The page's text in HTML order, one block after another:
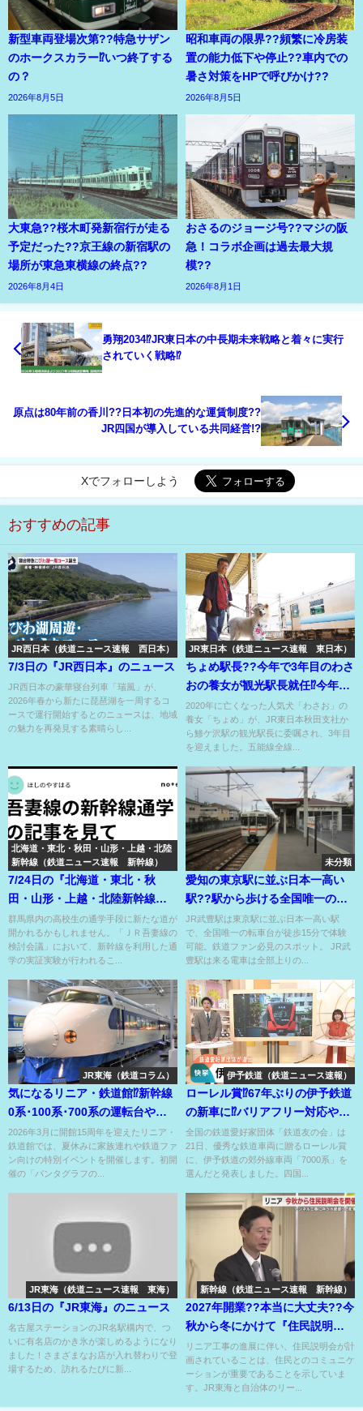
新型車両登場次第??特急サザン
のホークスカラー⁉いつ終了する
の？
2026年8月5日
昭和車両の限界??頻繁に冷房装
置の能力低下や停止??車内での
暑さ対策をHPで呼びかけ??
2026年8月5日
大東急??桜木町発新宿行が走る
予定だった??京王線の新宿駅の
場所が東急東横線の終点??
2026年8月4日
おさるのジョージ号??マジの阪
急！コラボ企画は過去最大規
模??
2026年8月1日
勇翔2034⁉JR東日本の中長期未来戦略と着々に実行
されていく戦略⁉
原点は80年前の香川??日本初の先進的な運賃制度??
JR四国が導入している共同経営!?
Xでフォローしよう
おすすめの記事
JR西日本（鉄道ニュース速報 西日本）
7/3日の『JR西日本』のニュース
JR西日本の豪華寝台列車「瑞風」が、
2026年春から新たに琵琶湖を一周するコ
ースで運行開始するとのニュースは、地域
の魅力を再発見する素晴らし...
JR東日本（鉄道ニュース速報 東日本）
ちょめ駅長??今年で3年目のわさ
おの養女が観光駅長就任⁉今年も
五能線を盛り上げるぞ～！
2020年に亡くなった人気犬「わさお」の
養女「ちょめ」が、JR東日本秋田支社か
ら鯵ケ沢駅の観光駅長に委嘱され、3年目
を迎えました。五能線全線...
北海道・東北・秋田・山形・上越・北陸
新幹線（鉄道ニュース速報 新幹線）
7/24日の『北海道・東北・秋
田・山形・上越・北陸新幹線』
のニュース
群馬県内の高校生の通学手段に新たな道が
開かれるかもしれません。「ＪＲ吾妻線の
検討会議」において、新幹線を利用した通
学の実証実験が行われるこ...
未分類
愛知の東京駅に並ぶ日本一高い
駅??駅から歩ける全国唯一の転
車台??そうだ、武豊に行こう！
JR武豊駅は東京駅に並ぶ日本一高い駅
で、全国唯一の転車台が徒歩15分で体験
可能。鉄道ファン必見のスポット。 JR武
豊駅は来る電車は全部上りの...
JR東海（鉄道コラム）
気になるリニア・鉄道館⁉新幹線
0系･100系･700系の運転台やキ
ハ82の車内公開⁉
2026年3月に開館15周年を迎えたリニア・
鉄道館では、夏休みに家族連れや鉄道ファ
ン向けの特別イベントを開催します。初開
催の「パンタグラフの...
伊予鉄道（鉄道ニュース速報）
ローレル賞⁉67年ぶりの伊予鉄道
の新車に⁉バリアフリー対応や高
い省エネ性能も評価⁉
全国の鉄道愛好家団体「鉄道友の会」は
21日、優秀な鉄道車両に贈るローレル賞
に、伊予鉄道の郊外線車両「7000系」を
選んだと発表しました。四国...
JR東海（鉄道ニュース速報 東海）
6/13日の『JR東海』のニュース
名古屋ステーションのJR名駅構内で、つ
いに有名店のかき氷が楽しめるようになり
ました！さまざまなお店が入れ替わりで登
場するため、訪れるたびに新...
新幹線（鉄道ニュース速報 新幹線）
2027年開業??本当に大丈夫??今
秋から冬にかけて『住民説明
会』??の高速鉄道！
リニア工事の進展に伴い、住民説明会が計
画されていることは、住民とのコミュニケ
ーションが重要であることを示していま
す。JR東海と自治体のリー...